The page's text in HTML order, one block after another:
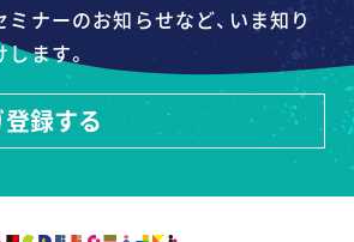
ナーのお知らせなど、いま知り
ます。
録する